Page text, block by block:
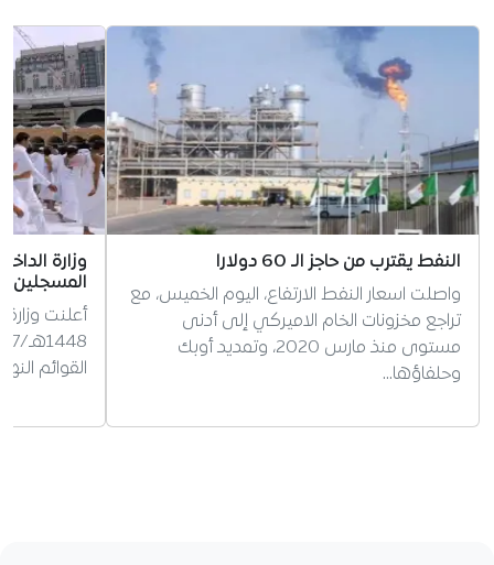
النفط يقترب من حاجز الـ 60 دولارا
واصلت اسعار النفط الارتفاع، اليوم الخميس، مع
تراجع مخزونات الخام الاميركي إلى أدنى
مستوى منذ مارس 2020، وتمديد أوبك
وحلفاؤها…
وزارة
المسجلين
أعلنت
القوائم